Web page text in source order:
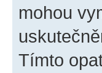
mohou
Tímto